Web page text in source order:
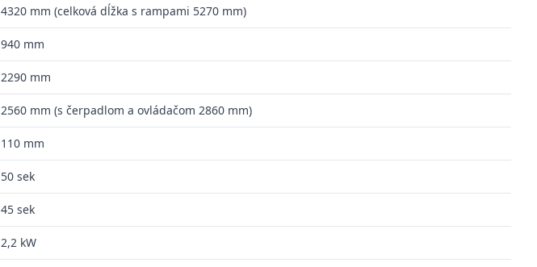
4320 mm (celková dĺžka s rampami 5270 mm)
940 mm
2290 mm
2560 mm (s čerpadlom a ovládačom 2860 mm)
110 mm
50 sek
45 sek
2,2 kW